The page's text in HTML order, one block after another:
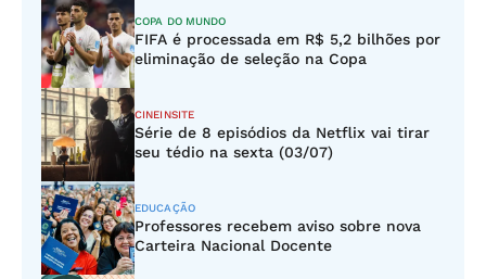
COPA DO MUNDO
FIFA é processada em R$ 5,2 bilhões por
eliminação de seleção na Copa
CINEINSITE
Série de 8 episódios da Netflix vai tirar
seu tédio na sexta (03/07)
EDUCAÇÃO
Professores recebem aviso sobre nova
Carteira Nacional Docente